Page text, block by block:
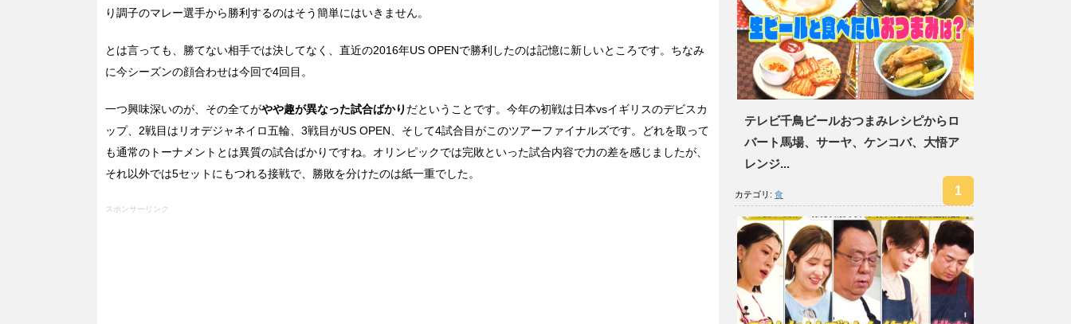
り調子のマレー選手から勝利するのはそう簡単にはいきません。
とは言っても、勝てない相手では決してなく、直近の2016年US OPENで勝利したのは記憶に新しいところです。ちなみ
に今シーズンの顔合わせは今回で4回目。
一つ興味深いのが、その全てがやや趣が異なった試合ばかり だということです。今年の初戦は日本vsイギリスのデビスカ
ップ、2戦目はリオデジャネイロ五輪、3戦目がUS OPEN、そして4試合目がこのツアーファイナルズです。どれを取って
も通常のトーナメントとは異質の試合ばかりですね。オリンピックでは完敗といった試合内容で力の差を感じましたが、
それ以外では5セットにもつれる接戦で、勝敗を分けたのは紙一重でした。
スポンサーリンク
テレビ千鳥ビールおつまみレシピからロ
バート馬場、サーヤ、ケンコバ、大悟ア
レンジ...
カテゴリ: 食